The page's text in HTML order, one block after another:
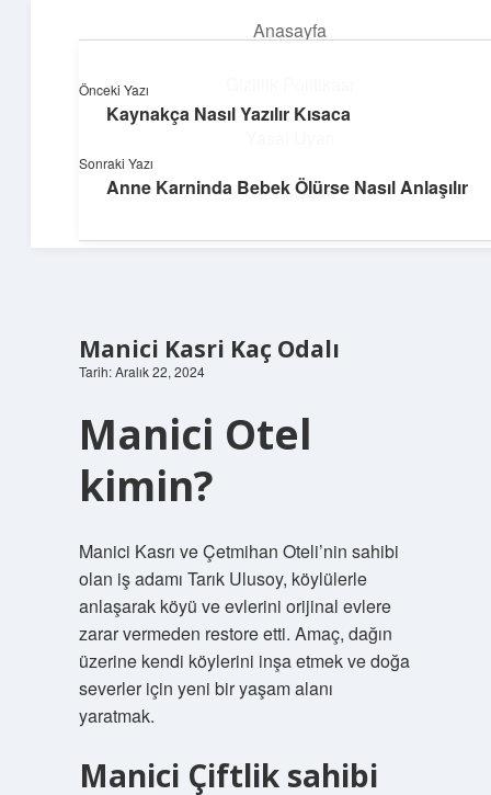
Anasayfa
Hakkımızda
Dijital Dünya Günlüğü
Manici Kasri Kaç Odalı
Tarih: Aralık 22, 2024
Manici Otel
kimin?
Manici Kasrı ve Çetmihan Oteli’nin sahibi
olan iş adamı Tarık Ulusoy, köylülerle
anlaşarak köyü ve evlerini orijinal evlere
zarar vermeden restore etti. Amaç, dağın
üzerine kendi köylerini inşa etmek ve doğa
severler için yeni bir yaşam alanı
yaratmak.
Manici Çiftlik sahibi
Önceki Yazı
Kaynakça Nasıl Yazılır Kısaca
Sonraki Yazı
Anne Karninda Bebek Ölürse Nasıl Anlaşılır